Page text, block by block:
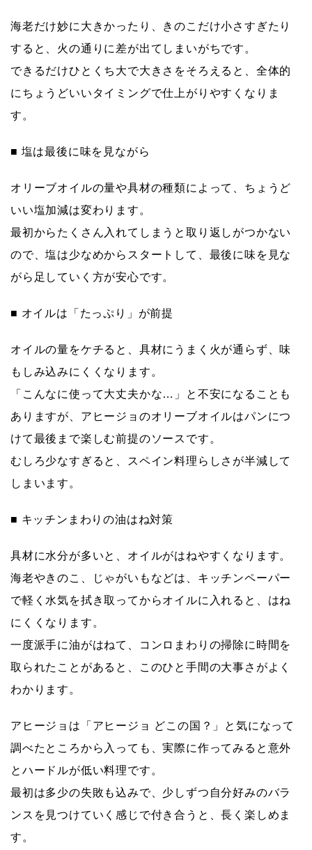
海老だけ妙に大きかったり、きのこだけ小さすぎたり
すると、火の通りに差が出てしまいがちです。
できるだけひとくち大で大きさをそろえる と、全体的
にちょうどいいタイミングで仕上がりやすくなりま
す。
■ 塩は最後に味を見ながら
オリーブオイルの量や具材の種類によって、ちょうど
いい塩加減は変わります。
最初からたくさん入れてしまうと取り返しがつかない
ので、塩は少なめからスタート して、最後に味を見な
がら足していく方が安心です。
■ オイルは「たっぷり」が前提
オイルの量をケチると、具材にうまく火が通らず、味
もしみ込みにくくなります。
「こんなに使って大丈夫かな…」と不安になることも
ありますが、アヒージョのオリーブオイルはパンにつ
けて最後まで楽しむ前提のソースです。
むしろ少なすぎると、スペイン料理らしさが半減して
しまいます。
■ キッチンまわりの油はね対策
具材に水分が多いと、オイルがはねやすくなります。
海老やきのこ、じゃがいもなどは、キッチンペーパー
で軽く水気を拭き取ってからオイルに入れると、はね
にくくなります。
一度派手に油がはねて、コンロまわりの掃除に時間を
取られたことがあると、このひと手間の大事さがよく
わかります。
アヒージョは「アヒージョ どこの国？」と気になって
調べたところから入っても、実際に作ってみると意外
とハードルが低い料理です。
最初は多少の失敗も込みで、少しずつ自分好みのバラ
ンスを見つけていく感じで付き合うと、長く楽しめま
す。